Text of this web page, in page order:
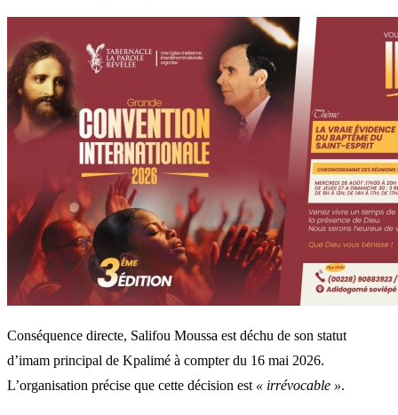
Conséquence directe, Salifou Moussa est déchu de son statut
d’imam principal de Kpalimé à compter du 16 mai 2026.
L’organisation précise que cette décision est « irrévocable ».